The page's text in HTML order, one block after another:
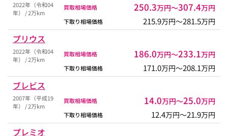
2022年（令和04
年） / 2万km
買取相場価格 250.3万円〜307.4万円
下取り相場価格 215.9万円〜281.5万円
プリウス
2022年（令和04
年） / 2万km
買取相場価格 186.0万円〜233.1万円
下取り相場価格 171.0万円〜208.1万円
ブレビス
2007年（平成19
年） / 2万km
買取相場価格 14.0万円〜25.0万円
下取り相場価格 12.4万円〜21.9万円
プレミオ